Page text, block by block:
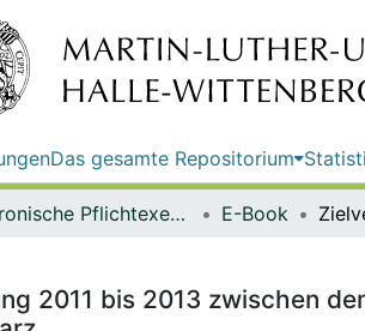
Das gesamte Repositorium
Elektronische Pflichtexemplare E-Book
2011 bis 2013 zwischen